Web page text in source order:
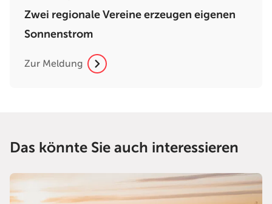
Zwei regionale Vereine erzeugen eigenen
Sonnenstrom
Zur Meldung
Das könnte Sie auch interessieren